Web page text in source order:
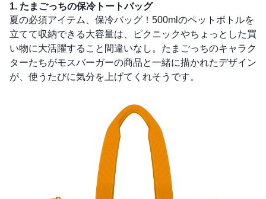
1. たまごっちの保冷トートバッグ
夏の必須アイテム、保冷バッグ！500mlのペットボトルを
立てて収納できる大容量は、ピクニックやちょっとした買
い物に大活躍すること間違いなし。たまごっちのキャラク
ターたちがモスバーガーの商品と一緒に描かれたデザイン
が、使うたびに気分を上げてくれそうです。